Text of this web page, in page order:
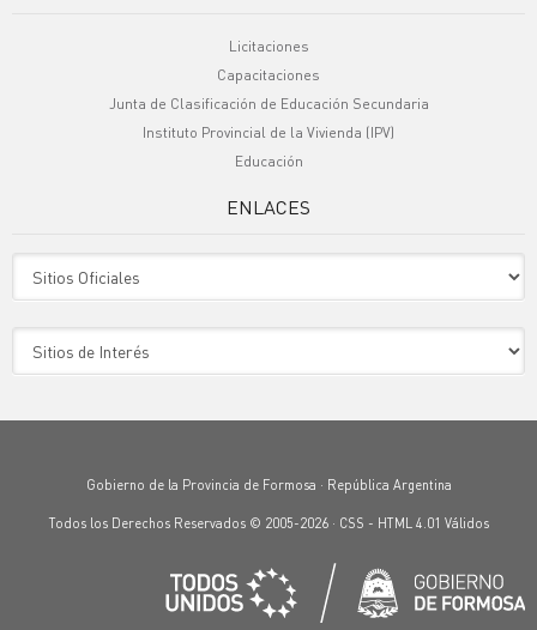
Licitaciones
Capacitaciones
Junta de Clasificación de Educación Secundaria
Instituto Provincial de la Vivienda (IPV)
Educación
ENLACES
Gobierno de la Provincia de Formosa · República Argentina
Todos los Derechos Reservados © 2005-2026 · CSS - HTML 4.01 Válidos